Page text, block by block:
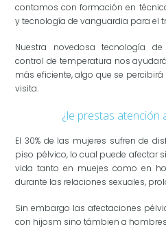
contamos con formación en
y tecnología de vanguardia para el
Nuestra novedosa tecnología
control de temperatura nos
más eficiente, algo que se
visita.
¿le prestas atención
El 30% de las mujeres sufren de
piso pélvico, lo cual puede afectar
vida tanto en muejes como en
durante las relaciones sexuales,
Sin embargo las afectaciones
con hijosm sino támbien a